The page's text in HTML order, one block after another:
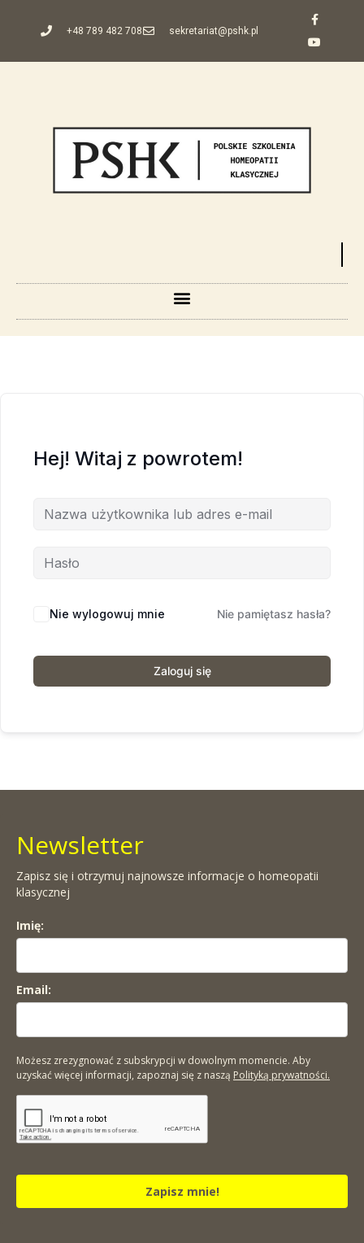
+48 789 482 708 sekretariat@pshk.pl
Hej! Witaj z powrotem!
Nie wylogowuj mnie Nie pamiętasz hasła?
Zaloguj się
Newsletter
Zapisz się i otrzymuj najnowsze informacje o homeopatii
klasycznej
Imię:
Email:
Możesz zrezygnować z subskrypcji w dowolnym momencie. Aby
uzyskać więcej informacji, zapoznaj się z naszą Polityką prywatności.
Zapisz mnie!